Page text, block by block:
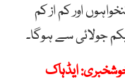
اور کم از کم
جولائی سے ہوگا۔
ایڈہاک